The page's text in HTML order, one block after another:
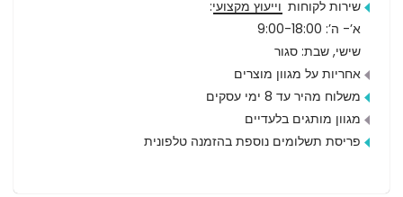
שירות לקוחות וייעוץ מקצועי:
א’- ה’: 9:00-18:00
שישי, שבת: סגור
אחריות על מגוון מוצרים
משלוח מהיר עד 8 ימי עסקים
מגוון מותגים בלעדיים
פריסת תשלומים נוספת בהזמנה טלפונית